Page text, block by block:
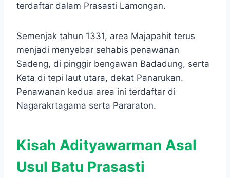
terdaftar dalam Prasasti Lamongan.
Semenjak tahun 1331, area Majapahit terus
menjadi menyebar sehabis penawanan
Sadeng, di pinggir bengawan Badadung, serta
Keta di tepi laut utara, dekat Panarukan.
Penawanan kedua area ini terdaftar di
Nagarakrtagama serta Pararaton.
Kisah Adityawarman Asal
Usul Batu Prasasti